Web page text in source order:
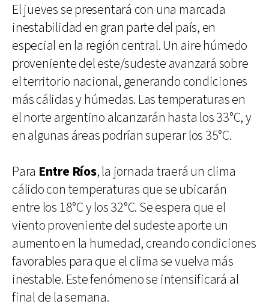
El jueves se presentará con una marcada
inestabilidad en gran parte del país, en
especial en la región central. Un aire húmedo
proveniente del este/sudeste avanzará sobre
el territorio nacional, generando condiciones
más cálidas y húmedas. Las temperaturas en
el norte argentino alcanzarán hasta los 33°C, y
en algunas áreas podrían superar los 35°C.
Para Entre Ríos, la jornada traerá un clima
cálido con temperaturas que se ubicarán
entre los 18°C y los 32°C. Se espera que el
viento proveniente del sudeste aporte un
aumento en la humedad, creando condiciones
favorables para que el clima se vuelva más
inestable. Este fenómeno se intensificará al
final de la semana.